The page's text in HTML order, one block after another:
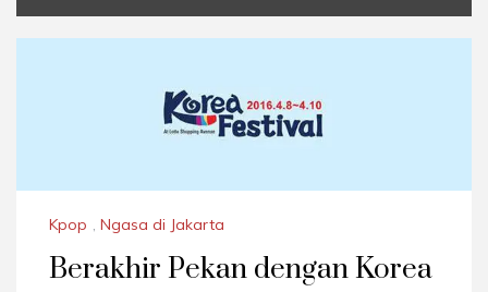
Kpop , Ngasa di Jakarta
Berakhir Pekan dengan Korea